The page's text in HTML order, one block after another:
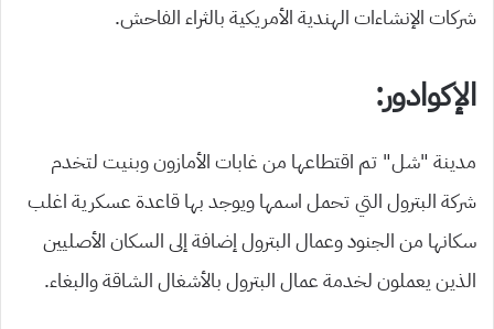
شركات الإنشاءات الهندية الأمريكية بالثراء الفاحش.
الإكوادور:
مدينة “شل” تم اقتطاعها من غابات الأمازون وبنيت لتخدم
شركة البترول التي تحمل اسمها ويوجد بها قاعدة عسكرية اغلب
سكانها من الجنود وعمال البترول إضافة إلى السكان الأصليين
الذين يعملون لخدمة عمال البترول بالأشغال الشاقة والبغاء.